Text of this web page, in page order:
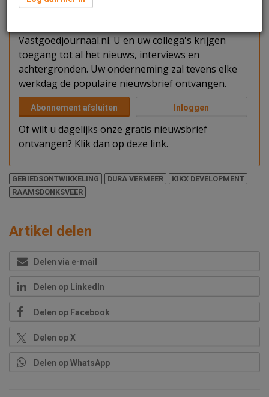
U kunt het artikel niet volledig lezen omdat u nog
Vastgoedjournaal.nl. U en uw collega's krijgen
toegang tot al het nieuws, interviews en
achtergronden. Uw onderneming zal tevens elke
werkdag de populaire nieuwsbrief ontvangen.
Abonnement afsluiten Inloggen
Of wilt u dagelijks onze gratis nieuwsbrief
ontvangen? Klik dan op deze link.
GEBIEDSONTWIKKELING DURA VERMEER
KIKX DEVELOPMENT
RAAMSDONKSVEER
Artikel delen
Delen via e-mail
Delen op LinkedIn
Delen op Facebook
Delen op X
Delen op WhatsApp